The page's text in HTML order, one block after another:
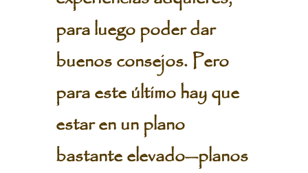
para luego poder dar
buenos consejos. Pero
para este último hay que
estar en un plano
bastante elevado—planos